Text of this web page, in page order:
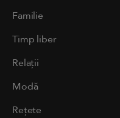
Familie
Timp liber
Relații
Modă
Rețete